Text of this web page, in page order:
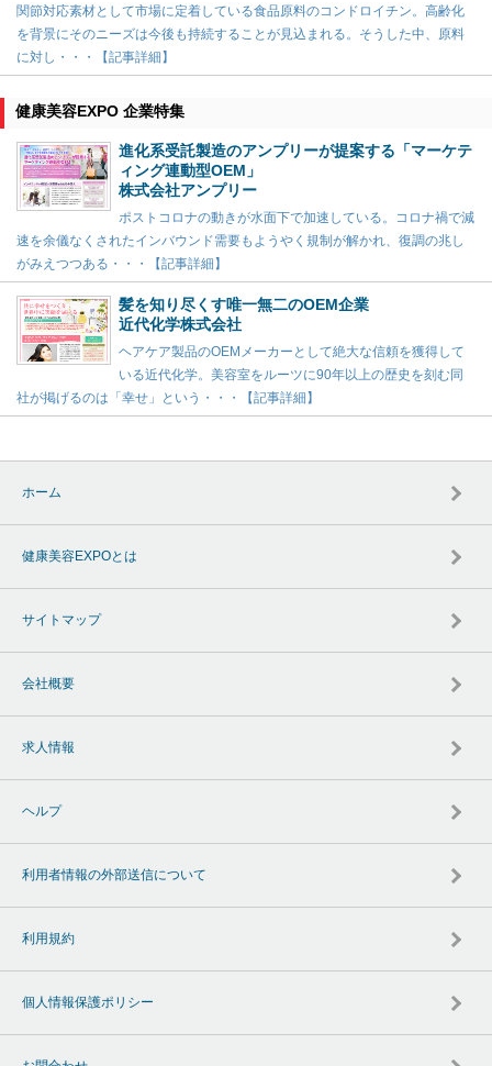
関節対応素材として市場に定着している食品原料のコンドロイチン。高齢化
を背景にそのニーズは今後も持続することが見込まれる。そうした中、原料
に対し・・・【記事詳細】
健康美容EXPO 企業特集
進化系受託製造のアンプリーが提案する「マーケテ
ィング連動型OEM」
株式会社アンプリー
ポストコロナの動きが水面下で加速している。コロナ禍で減
速を余儀なくされたインバウンド需要もようやく規制が解かれ、復調の兆し
がみえつつある・・・【記事詳細】
髪を知り尽くす唯一無二のOEM企業
近代化学株式会社
ヘアケア製品のOEMメーカーとして絶大な信頼を獲得して
いる近代化学。美容室をルーツに90年以上の歴史を刻む同
社が掲げるのは「幸せ」という・・・【記事詳細】
ホーム
健康美容EXPOとは
サイトマップ
会社概要
求人情報
ヘルプ
利用者情報の外部送信について
利用規約
個人情報保護ポリシー